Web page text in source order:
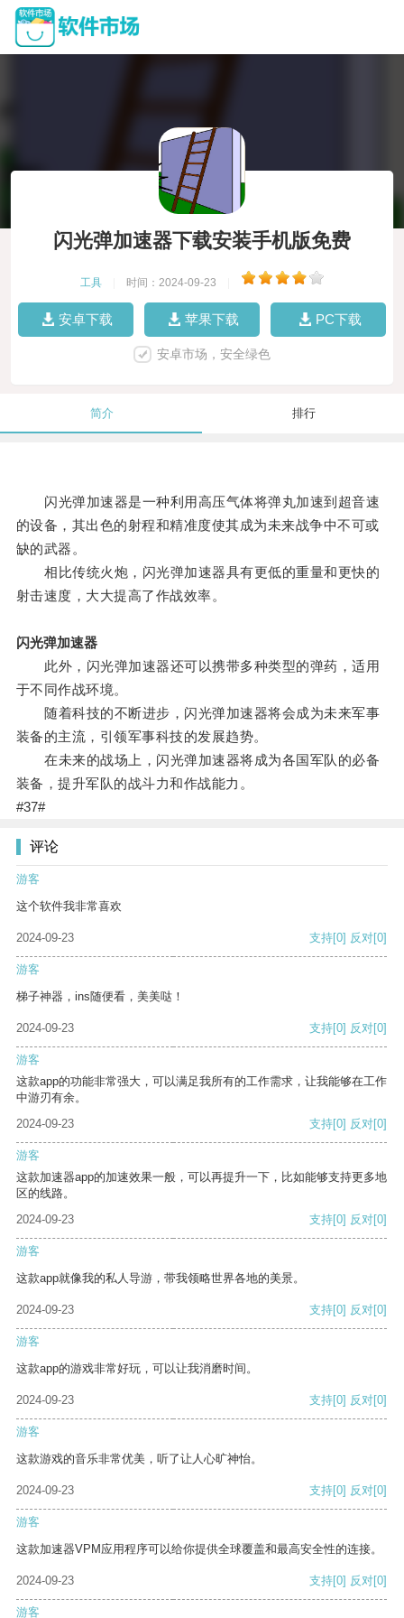
闪光弹加速器下载安装手机版免费
工具 时间：2024-09-23
安卓下载 苹果下载 PC下载
安卓市场，安全绿色
简介 排行
闪光弹加速器是一种利用高压气体将弹丸加速到超音速
的设备，其出色的射程和精准度使其成为未来战争中不可或
缺的武器。
相比传统火炮，闪光弹加速器具有更低的重量和更快的
射击速度，大大提高了作战效率。
闪光弹加速器
此外，闪光弹加速器还可以携带多种类型的弹药，适用
于不同作战环境。
随着科技的不断进步，闪光弹加速器将会成为未来军事
装备的主流，引领军事科技的发展趋势。
在未来的战场上，闪光弹加速器将成为各国军队的必备
装备，提升军队的战斗力和作战能力。
#37#
评论
游客
这个软件我非常喜欢
2024-09-23 支持[0] 反对[0]
游客
梯子神器，ins随便看，美美哒！
2024-09-23 支持[0] 反对[0]
游客
这款app的功能非常强大，可以满足我所有的工作需求，让我能够在工作
中游刃有余。
2024-09-23
支持[0] 反对[0]
游客
这款加速器app的加速效果一般，可以再提升一下，比如能够支持更多地
区的线路。
2024-09-23
支持[0] 反对[0]
游客
这款app就像我的私人导游，带我领略世界各地的美景。
2024-09-23 支持[0] 反对[0]
游客
这款app的游戏非常好玩，可以让我消磨时间。
2024-09-23 支持[0] 反对[0]
游客
这款游戏的音乐非常优美，听了让人心旷神怡。
2024-09-23 支持[0] 反对[0]
游客
这款加速器VPM应用程序可以给你提供全球覆盖和最高安全性的连接。
2024-09-23 支持[0] 反对[0]
游客